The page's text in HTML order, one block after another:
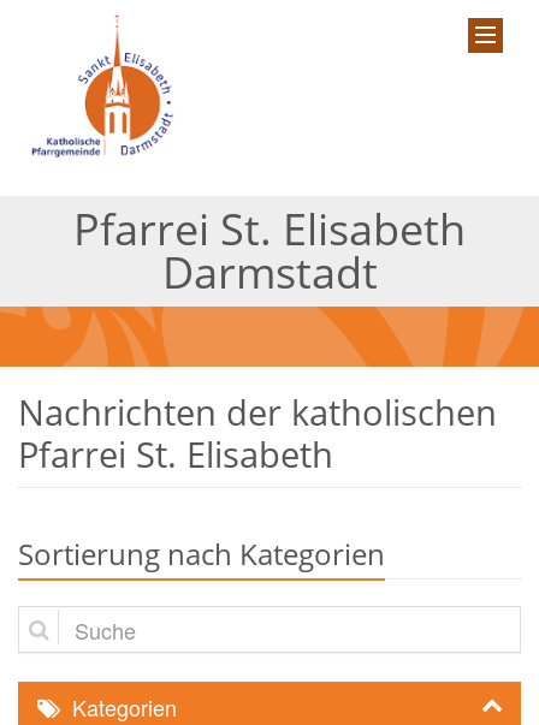
Pfarrei St. Elisabeth
Darmstadt
Nachrichten der katholischen
Pfarrei St. Elisabeth
Sortierung nach Kategorien
Suche
Kategorien